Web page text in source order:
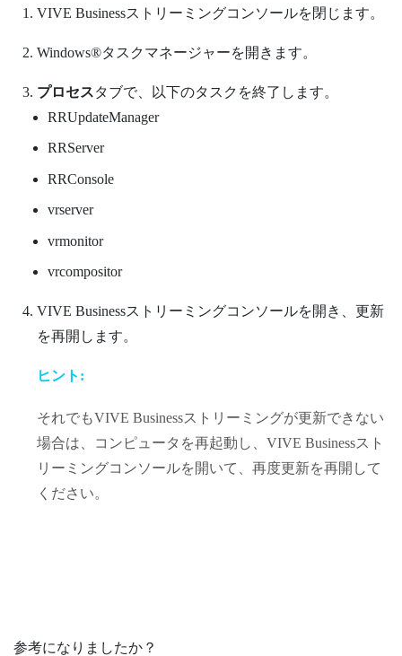
VIVE Businessストリーミングコンソールを閉じます。
Windows®タスクマネージャーを開きます。
プロセスタブで、以下のタスクを終了します。
RRUpdateManager
RRServer
RRConsole
vrserver
vrmonitor
vrcompositor
VIVE Businessストリーミングコンソールを開き、更新
を再開します。
ヒント:
それでもVIVE Businessストリーミングが更新できない
場合は、コンピュータを再起動し、 VIVE Businessスト
リーミングコンソールを開いて、再度更新を再開して
ください。
参考になりましたか？